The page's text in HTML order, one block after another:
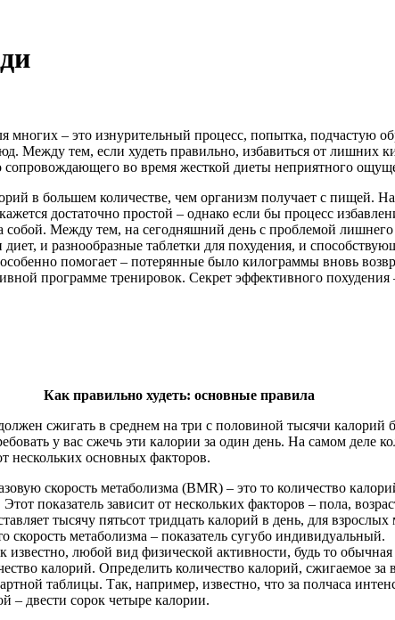
– это изнурительный процесс, попытка, подчастую
Между тем, если худеть правильно, избавиться от лишних
сопровождающего во время жесткой диеты неприятного
в большем количестве, чем организм получает с пищей.
достаточно простой – однако если бы процесс
собой. Между тем, на сегодняшний день с проблемой
и разнообразные таблетки для похудения, и
помогает – потерянные было килограммы вновь
программе тренировок. Секрет эффективного похудения
Как правильно худеть: основные правила
сжигать в среднем на три с половиной тысячи
у вас сжечь эти калории за один день. На самом деле
нескольких основных факторов.
скорость метаболизма (BMR) – это то количество
показатель зависит от нескольких факторов – пола,
тысячу пятьсот тридцать калорий в день, для
скорость метаболизма – показатель сугубо индивидуальный.
любой вид физической активности, будь то
калорий. Определить количество калорий,
таблицы. Так, например, известно, что за полчаса
– двести сорок четыре калории.